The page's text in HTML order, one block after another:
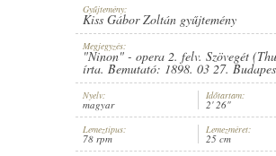
LEMEZSZÁM:
Gyűjtemény:
Kiss Gábor Zoltán gyűjtemény
Megjegyzés:
"Ninon" - opera 2. felv. Szövegét
írta. Bemutató: 1898. 03 27.
Nyelv:
magyar
Időtartam:
2' 26"
Lemeztípus:
78 rpm
Lemezméret:
25 cm